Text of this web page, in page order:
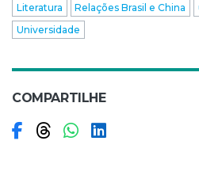
Literatura
Relações Brasil e China
Universidade
COMPARTILHE
Compartilhar no
Compartilhar no
Compartilhar